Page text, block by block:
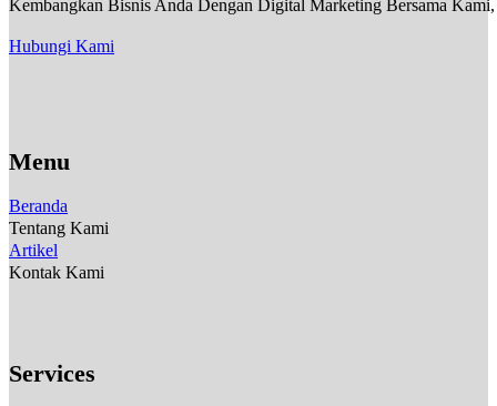
Kembangkan Bisnis Anda Dengan Digital Marketing Bersama
Hubungi Kami
Menu
Beranda
Tentang Kami
Artikel
Kontak Kami
Services